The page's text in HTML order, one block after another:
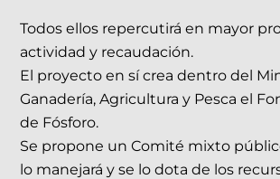
Todos ellos repercutirá en mayor
actividad y recaudación.
El proyecto en sí crea dentro del
Ganadería, Agricultura y Pesca el
de Fósforo.
Se propone un Comité mixto
lo manejará y se lo dota de los